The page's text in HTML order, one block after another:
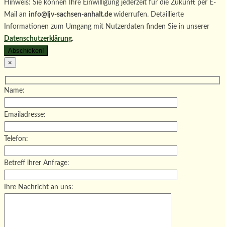
Hinweis: Sie können Ihre Einwilligung jederzeit für die Zukunft per E-
Mail an info@ljv-sachsen-anhalt.de widerrufen. Detaillierte
Informationen zum Umgang mit Nutzerdaten finden Sie in unserer
Datenschutzerklärung.
×
Name:
Emailadresse:
Telefon:
Betreff ihrer Anfrage:
Ihre Nachricht an uns: